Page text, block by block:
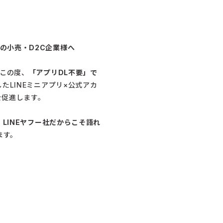
小売・D2C企業様へ
の度、
「アプリDL不要」で
LINEミニアプリ×公式アカ
進します。
LINEヤフー社だからこそ語れ
。